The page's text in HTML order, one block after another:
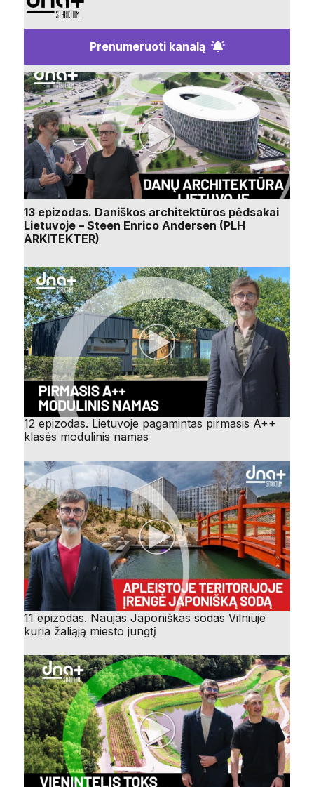
Prenumeruoti kanalą
13 epizodas. Daniškos architektūros pėdsakai
Lietuvoje – Steen Enrico Andersen (PLH
ARKITEKTER)
12 epizodas. Lietuvoje pagamintas pirmasis A++
klasės modulinis namas
11 epizodas. Naujas Japoniškas sodas Vilniuje
kuria žaliąją miesto jungtį